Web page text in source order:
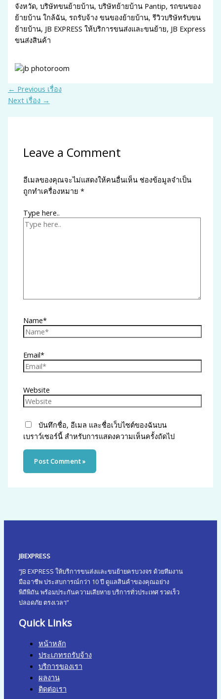
จังหวัด, บริษัทขนย้ายบ้าน, บริษัทย้ายบ้าน Pantip, รถขนของ
ย้ายบ้าน ใกล้ฉัน, รถรับจ้าง ขนของย้ายบ้าน, รีวิวบริษัทรับขน
ย้ายบ้าน, JB EXPRESS ให้บริการขนส่งและขนย้าย, JB Express
ขนส่งสินค้า
← Previous เรื่อง
Next เรื่อง →
Leave a Comment
อีเมลของคุณจะไม่แสดงให้คนอื่นเห็น ช่องข้อมูลจำเป็น
ถูกทำเครื่องหมาย*
Type here..
Name*
Email*
Website
บันทึกชื่อ, อีเมล และชื่อเว็บไซต์ของฉันบน
เบราว์เซอร์นี้ สำหรับการแสดงความเห็นครั้งถัดไป
JBEXPRESS
“JB EXPRESS ให้บริการขนส่งและขนย้ายครบวงจร ด้วยทีมงาน
มืออาชีพ ประสบการณ์กว่า 10 ปี ดูแลสินค้าของคุณอย่าง
พิถีพิถัน พร้อมประกันความเสียหาย บริการทั่วประเทศ รวดเร็ว
ปลอดภัย ตรงเวลา”
Quick Links
หน้าหลัก
ประเภทรถรับจ้าง
บริการของเรา
ผลงาน
ติดต่อเรา